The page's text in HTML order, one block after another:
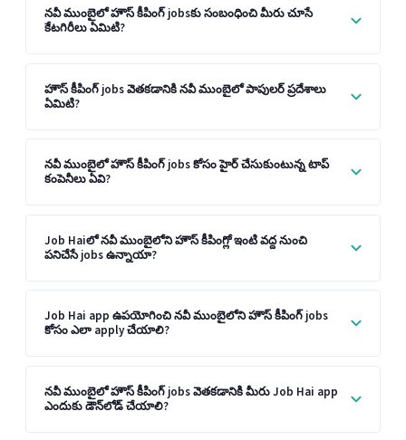
నవీ ముంబైలో హౌస్ కీపింగ్ jobsకు సంబంధించి మీరు చూసే
కేటగిరీలు ఏమిటి?
హౌస్ కీపింగ్ jobs వెతకడానికి నవీ ముంబైలో పాపులర్ ప్రదేశాలు
ఏమిటి?
నవీ ముంబైలో హౌస్ కీపింగ్ jobs కోసం హైర్ చేసుకుంటున్న టాప్
కంపెనీలు ఏవి?
Job Haiలో నవీ ముంబైలోని హౌస్ కీపింగ్లో ఇంటి వద్ద నుంచి
పనిచేసే jobs ఉన్నాయా?
Job Hai app ఉపయోగించి నవీ ముంబైలోని హౌస్ కీపింగ్ jobs
కోసం ఎలా apply చేయాలి?
నవీ ముంబైలో హౌస్ కీపింగ్ jobs వెతకడానికి మీరు Job Hai app
ఎందుకు డౌన్‌లోడ్ చేయాలి?